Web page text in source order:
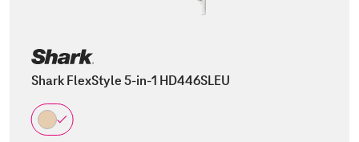
Shark FlexStyle 5-in-1 HD446SLEU